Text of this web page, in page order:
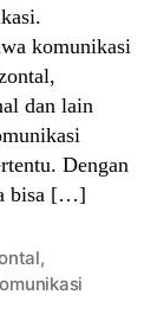
komunikasi
dan lain
Dengan
bisa […]
,